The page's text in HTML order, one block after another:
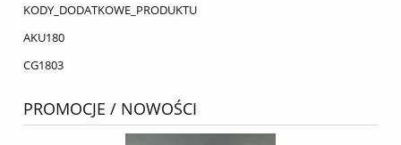
KODY_DODATKOWE_PRODUKTU
AKU180
CG1803
PROMOCJE / NOWOŚCI